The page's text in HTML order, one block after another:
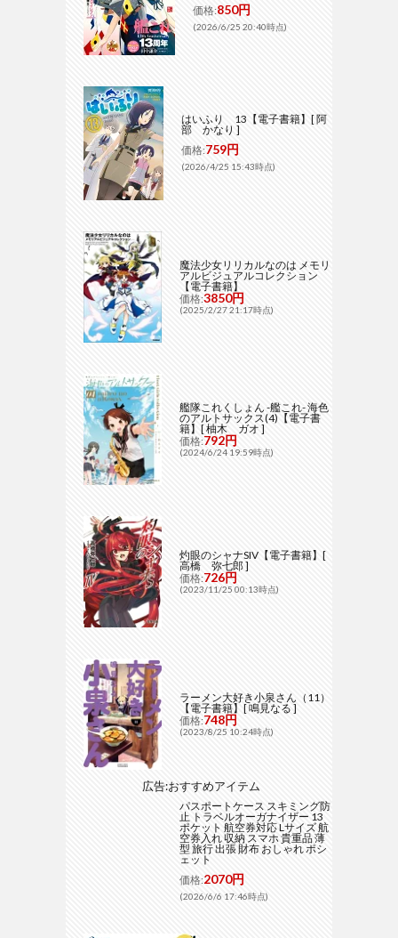
価格:850円
(2026/6/25 20:40時点)
はいふり 13【電子書籍】[ 阿
部 かなり ]
価格:759円
(2026/4/25 15:43時点)
魔法少女リリカルなのは メモリ
アルビジュアルコレクション
【電子書籍】
価格:3850円
(2025/2/27 21:17時点)
艦隊これくしょん -艦これ- 海色
のアルトサックス(4)【電子書
籍】[ 柚木 ガオ ]
価格:792円
(2024/6/24 19:59時点)
灼眼のシャナSIV【電子書籍】[
高橋 弥七郎 ]
価格:726円
(2023/11/25 00:13時点)
ラーメン大好き小泉さん（11）
【電子書籍】[ 鳴見なる ]
価格:748円
(2023/8/25 10:24時点)
広告:おすすめアイテム
パスポートケース スキミング防
止 トラベルオーガナイザー 13
ポケット 航空券対応 Lサイズ 航
空券入れ 収納 スマホ 貴重品 薄
型 旅行 出張 財布 おしゃれ ポシ
ェット
価格:2070円
(2026/6/6 17:46時点)